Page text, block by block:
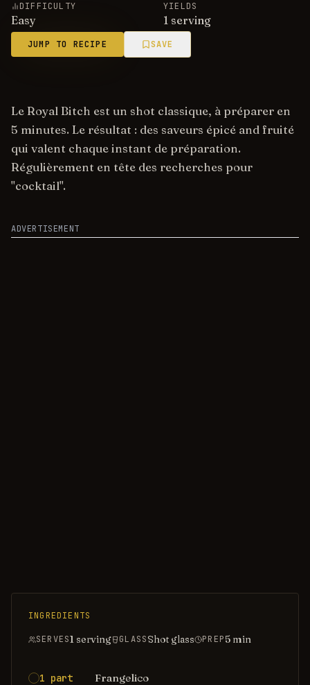
DIFFICULTY
Easy
YIELDS
1 serving
JUMP TO RECIPE SAVE
Le Royal Bitch est un shot classique, à préparer en
5 minutes. Le résultat : des saveurs épicé and fruité
qui valent chaque instant de préparation.
Régulièrement en tête des recherches pour
"cocktail".
ADVERTISEMENT
INGREDIENTS
SERVES1 serving GLASSShot glass PREP5 min
1 part Frangelico